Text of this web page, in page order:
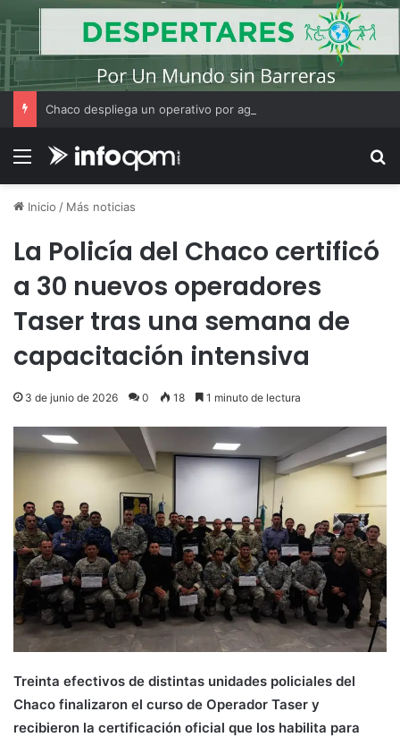
Menú
Inicio / Más noticias
La Policía del Chaco certificó
a 30 nuevos operadores
Taser tras una semana de
capacitación intensiva
3 de junio de 2026 0 18 1 minuto de lectura
Treinta efectivos de distintas unidades policiales del
Chaco finalizaron el curso de Operador Taser y
recibieron la certificación oficial que los habilita para